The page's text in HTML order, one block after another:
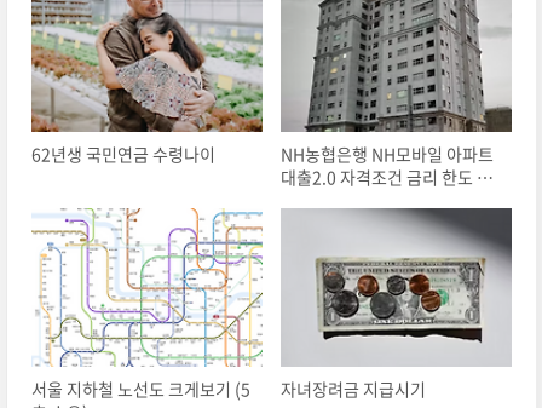
62년생 국민연금 수령나이
NH농협은행 NH모바일 아파트
대출2.0 자격조건 금리 한도 총
서울 지하철 노선도 크게보기 (5
자녀장려금 지급시기